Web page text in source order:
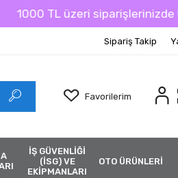
1000 TL üzeri siparişlerinizde
Sipariş Takip
Favorilerim
İŞ GÜVENLİĞİ
(İSG) VE
EKİPMANLARI
OTO ÜRÜNLERİ